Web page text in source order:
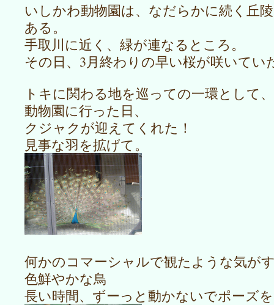
いしかわ動物園は、なだらかに続く丘
ある。
手取川に近く、緑が連なるところ。
その日、3月終わりの早い桜が咲いてい
トキに関わる地を巡っての一環として、
動物園に行った日、
クジャクが迎えてくれた！
見事な羽を拡げて。
何かのコマーシャルで観たような気が
色鮮やかな鳥
長い時間、ずーっと動かないでポーズ